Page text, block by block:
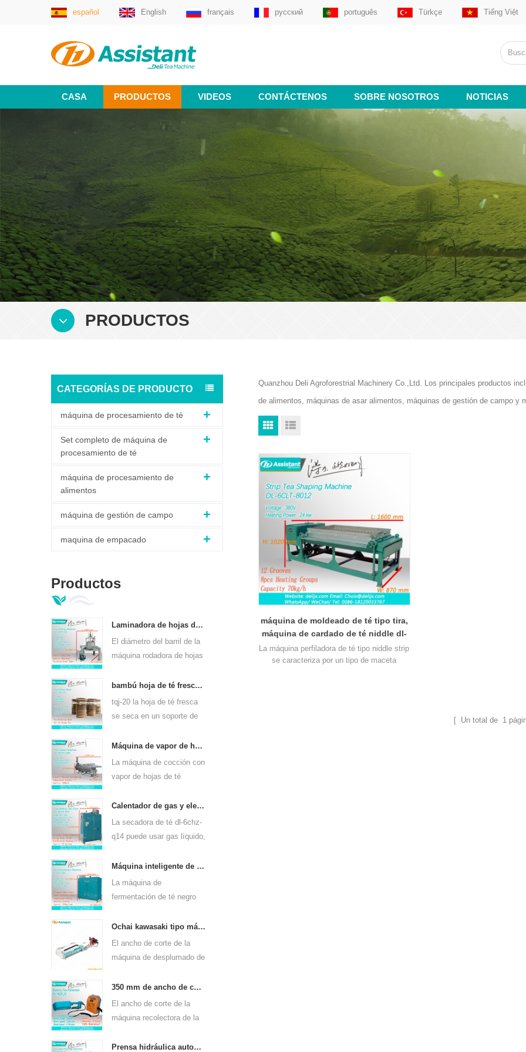
español English français русский português Türkçe Tiếng Việt
CASA PRODUCTOS VIDEOS CONTÁCTENOS SOBRE NOSOTROS NOTICIAS
PRODUCTOS
CATEGORÍAS DE PRODUCTO
máquina de procesamiento de té
Set completo de máquina de
procesamiento de té
máquina de procesamiento de
alimentos
máquina de gestión de campo
maquina de empacado
Productos
Laminadora de hojas de té verde ortodoxo 6crt-55
El diámetro del barril de la
máquina rodadora de hojas
550 mm, altura 400 mm,
productividad es 75kg / h
bambú hoja de té fresco se marchita rack tqj-20
tqj-20 la hoja de té fresca
se seca en un soporte de
inoxidable, se puede usar
para todo tipo de té.
Máquina de vapor de hojas de té de calentamiento continuo de gas para clases de té 6cstl-q80
La máquina de cocción con
vapor de hojas de té
q80 puede usarse para
muchos tipos de té, como
el té verde, el té oolong y
Calentador de gas y electricidad máquina de secado de hojas de té verde 6chz-q14
La secadora de té dl-6chz-
q14 puede usar gas líquido,
puede secar todo tipo de
té, como el té verde, el té
negro, el té oolong, etc.
Máquina inteligente de fermentación de té negro 6cfj-80.
La máquina de
fermentación de té negro
principalmente para
procesar té negro, permite
fermentar mejor el té negro.
Ochai kawasaki tipo máquina de cosecha de desplume de hojas de té de un solo hombre 4c-t50a5
El ancho de corte de la
máquina de desplumado de
hombre de mano dl-4c-
t50a5 es de 450 mm, 500
mm, 600 mm, use el motor
350 mm de ancho de corte eléctrico con pilas, hoja de té, té, máquina de desplume 4cd-35
El ancho de corte de la
máquina recolectora de la
hoja del té de dl-4cd-35 esPrensa hidráulica automática de té pastel de té máquina de prensado de ladrillos 6cy3-15
Quanzhou Deli Agroforestrial Machinery Co.,Ltd. Los principales productos
de alimentos, máquinas de asar alimentos, máquinas de gestión de campo y
máquina de moldeado de té tipo tira,
máquina de cardado de té niddle dl-
6clt-8012
La máquina perfiladora de té tipo niddle strip
se caracteriza por un tipo de maceta
[ Un total de 1